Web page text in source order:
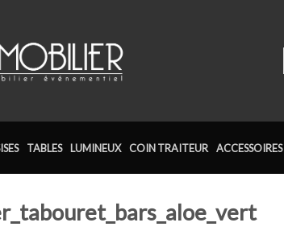
TABLES LUMINEUX COIN TRAITEUR ACCESSOIRES